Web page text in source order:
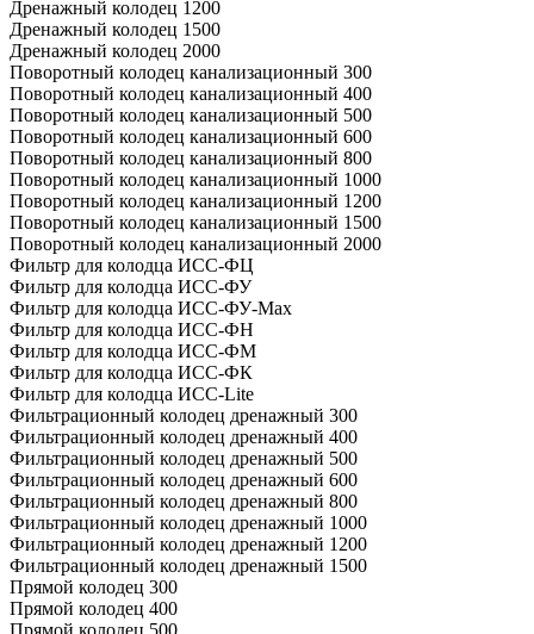
Дренажный колодец 1200
Дренажный колодец 1500
Дренажный колодец 2000
Поворотный колодец канализационный 300
Поворотный колодец канализационный 400
Поворотный колодец канализационный 500
Поворотный колодец канализационный 600
Поворотный колодец канализационный 800
Поворотный колодец канализационный 1000
Поворотный колодец канализационный 1200
Поворотный колодец канализационный 1500
Поворотный колодец канализационный 2000
Фильтр для колодца ИСС-ФЦ
Фильтр для колодца ИСС-ФУ
Фильтр для колодца ИСС-ФУ-Мах
Фильтр для колодца ИСС-ФН
Фильтр для колодца ИСС-ФМ
Фильтр для колодца ИСС-ФК
Фильтр для колодца ИСС-Lite
Фильтрационный колодец дренажный 300
Фильтрационный колодец дренажный 400
Фильтрационный колодец дренажный 500
Фильтрационный колодец дренажный 600
Фильтрационный колодец дренажный 800
Фильтрационный колодец дренажный 1000
Фильтрационный колодец дренажный 1200
Фильтрационный колодец дренажный 1500
Прямой колодец 300
Прямой колодец 400
Прямой колодец 500